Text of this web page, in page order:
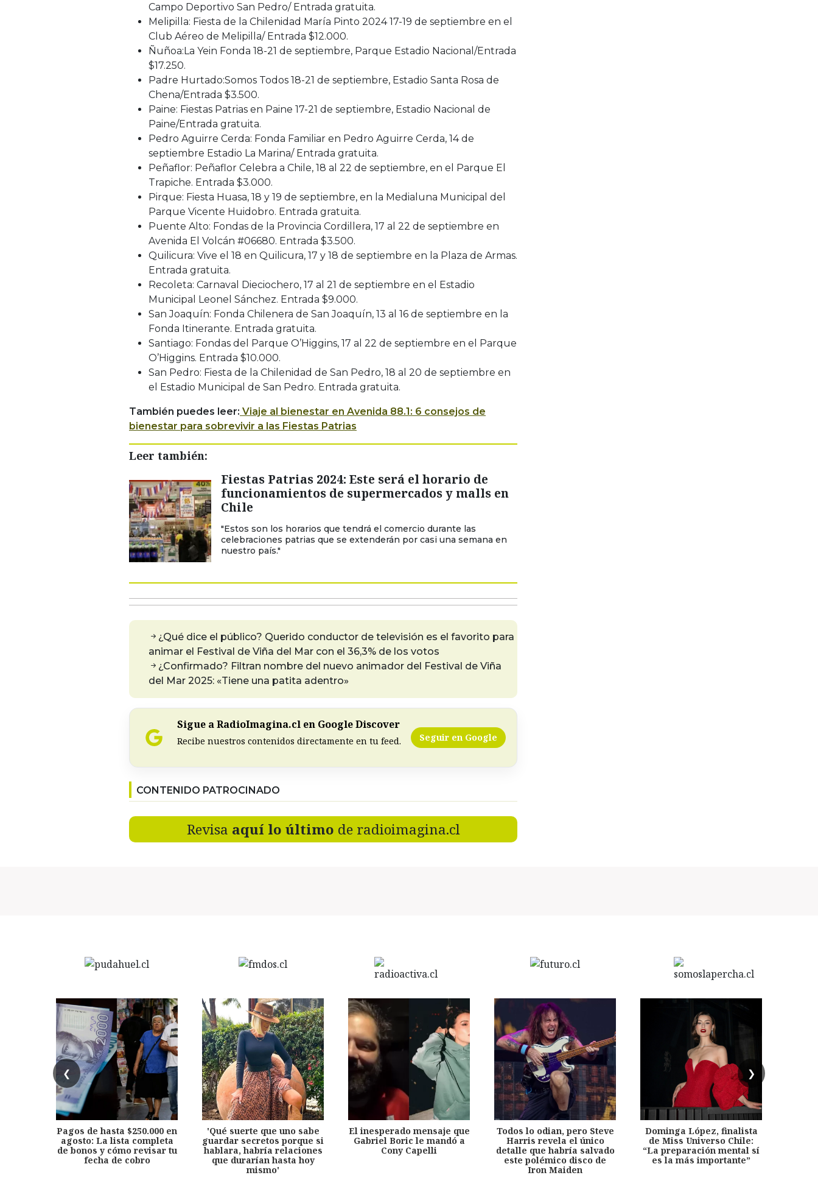
Campo Deportivo San Pedro/ Entrada gratuita.
Melipilla: Fiesta de la Chilenidad María Pinto 2024 17-19 de septiembre en el
Club Aéreo de Melipilla/ Entrada $12.000.
Ñuñoa:La Yein Fonda 18-21 de septiembre, Parque Estadio Nacional/Entrada
$17.250.
Padre Hurtado:Somos Todos 18-21 de septiembre, Estadio Santa Rosa de
Chena/Entrada $3.500.
Paine: Fiestas Patrias en Paine 17-21 de septiembre, Estadio Nacional de
Paine/Entrada gratuita.
Pedro Aguirre Cerda: Fonda Familiar en Pedro Aguirre Cerda, 14 de
septiembre Estadio La Marina/ Entrada gratuita.
Peñaflor: Peñaflor Celebra a Chile, 18 al 22 de septiembre, en el Parque El
Trapiche. Entrada $3.000.
Pirque: Fiesta Huasa, 18 y 19 de septiembre, en la Medialuna Municipal del
Parque Vicente Huidobro. Entrada gratuita.
Puente Alto: Fondas de la Provincia Cordillera, 17 al 22 de septiembre en
Avenida El Volcán #06680. Entrada $3.500.
Quilicura: Vive el 18 en Quilicura, 17 y 18 de septiembre en la Plaza de Armas.
Entrada gratuita.
Recoleta: Carnaval Dieciochero, 17 al 21 de septiembre en el Estadio
Municipal Leonel Sánchez. Entrada $9.000.
San Joaquín: Fonda Chilenera de San Joaquín, 13 al 16 de septiembre en la
Fonda Itinerante. Entrada gratuita.
Santiago: Fondas del Parque O’Higgins, 17 al 22 de septiembre en el Parque
O’Higgins. Entrada $10.000.
San Pedro: Fiesta de la Chilenidad de San Pedro, 18 al 20 de septiembre en
el Estadio Municipal de San Pedro. Entrada gratuita.
También puedes leer: Viaje al bienestar en Avenida 88.1: 6 consejos de
bienestar para sobrevivir a las Fiestas Patrias
Leer también:
Fiestas Patrias 2024: Este será el horario de
funcionamientos de supermercados y malls en
Chile
"Estos son los horarios que tendrá el comercio durante las
celebraciones patrias que se extenderán por casi una semana en
nuestro país."
¿Qué dice el público? Querido conductor de televisión es el favorito para
animar el Festival de Viña del Mar con el 36,3% de los votos
¿Confirmado? Filtran nombre del nuevo animador del Festival de Viña
del Mar 2025: «Tiene una patita adentro»
Sigue a RadioImagina.cl en Google Discover
Recibe nuestros contenidos directamente en tu feed. Seguir en Google
CONTENIDO PATROCINADO
Revisa aquí lo último de radioimagina.cl
❮ ❯
Pagos de hasta $250.000 en
agosto: La lista completa
de bonos y cómo revisar tu
fecha de cobro
'Qué suerte que uno sabe
guardar secretos porque si
hablara, habría relaciones
que durarían hasta hoy
mismo'
El inesperado mensaje que
Gabriel Boric le mandó a
Cony Capelli
Todos lo odian, pero Steve
Harris revela el único
detalle que habría salvado
este polémico disco de
Iron Maiden
Dominga López, finalista
de Miss Universo Chile:
“La preparación mental sí
es la más importante”